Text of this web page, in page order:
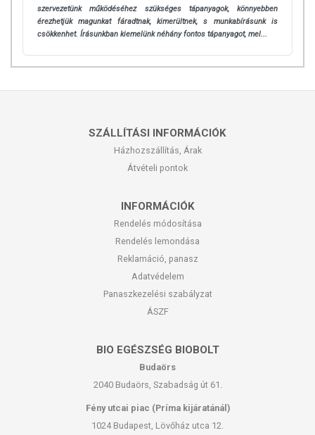
szervezetünk működéséhez szükséges tápanyagok, könnyebben
érezhetjük magunkat fáradtnak, kimerültnek, s munkabírásunk is
csökkenhet. Írásunkban kiemelünk néhány fontos tápanyagot, mel...
SZÁLLÍTÁSI INFORMÁCIÓK
Házhozszállítás, Árak
Átvételi pontok
INFORMÁCIÓK
Rendelés módosítása
Rendelés lemondása
Reklamáció, panasz
Adatvédelem
Panaszkezelési szabályzat
ÁSZF
BIO EGÉSZSÉG BIOBOLT
Budaörs
2040 Budaörs, Szabadság út 61.
Fény utcai piac (Príma kijáratánál)
1024 Budapest, Lövőház utca 12.